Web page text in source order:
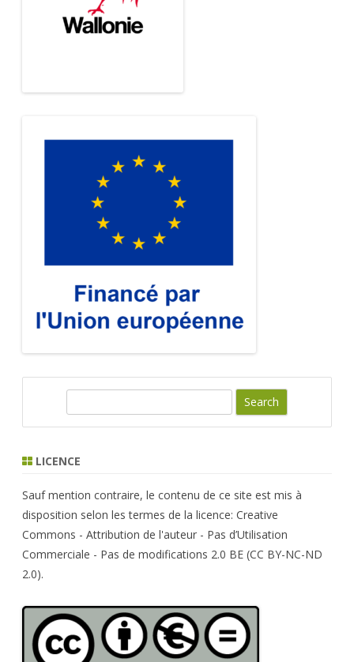
r
h
LICENCE
Sauf mention contraire, le contenu de ce site est mis à
disposition selon les termes de la licence: Creative
Commons - Attribution de l'auteur - Pas d’Utilisation
Commerciale - Pas de modifications 2.0 BE (CC BY-NC-ND
2.0).